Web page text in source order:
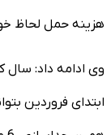
هزینه حمل لحاظ
وی ادامه داد: سال
ابتدای فروردین